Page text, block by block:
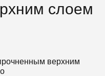
слоем
верхним